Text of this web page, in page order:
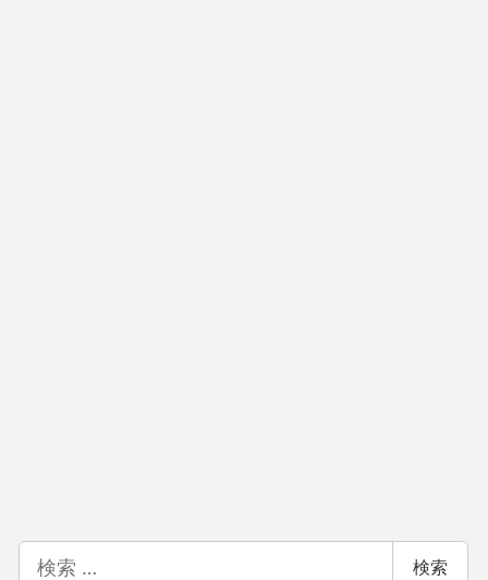
検索